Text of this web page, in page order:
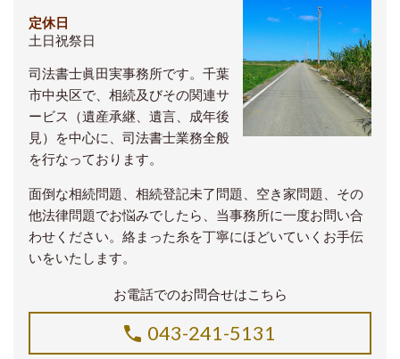
定休日
土日祝祭日
司法書士眞田実事務所です。千葉
市中央区で、相続及びその関連サ
ービス（遺産承継、遺言、成年後
見）を中心に、司法書士業務全般
を行なっております。
面倒な相続問題、相続登記未了問題、空き家問題、その
他法律問題でお悩みでしたら、当事務所に一度お問い合
わせください。絡まった糸を丁寧にほどいていくお手伝
いをいたします。
お電話でのお問合せはこちら
043-241-5131